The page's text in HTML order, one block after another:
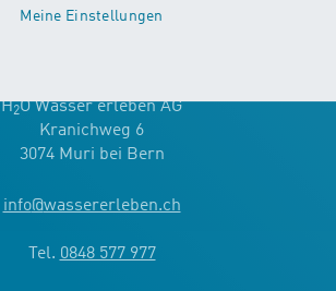
Meine Einstellungen
H2O Wasser erleben AG
Kranichweg 6
3074 Muri bei Bern
info@wassererleben.ch
Tel. 0848 577 977